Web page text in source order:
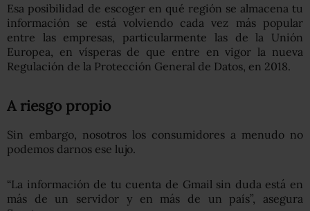
Esa posibilidad de escoger en qué región se almacena tu
información se está volviendo cada vez más popular
entre las empresas, particularmente las de la Unión
Europea, en vísperas de que entre en vigor la nueva
Regulación de la Protección General de Datos, en 2018.
A riesgo propio
Sin embargo, nosotros los consumidores a menudo no
podemos darnos ese lujo.
“La información de tu cuenta de Gmail sin duda está en
más de un servidor y en más de un país”, asegura